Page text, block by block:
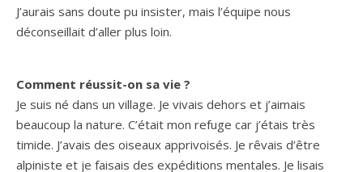
J’aurais sans doute pu insister, mais l’équipe nous
déconseillait d’aller plus loin.
Comment réussit-on sa vie ?
Je suis né dans un village. Je vivais dehors et j’aimais
beaucoup la nature. C’était mon refuge car j’étais très
timide. J’avais des oiseaux apprivoisés. Je rêvais d’être
alpiniste et je faisais des expéditions mentales. Je lisais